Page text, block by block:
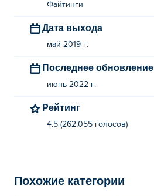
Файтинги
Дата выхода
май 2019 г.
Последнее обновление
июнь 2022 г.
Рейтинг
4.5 (262,055 голосов)
Похожие категории